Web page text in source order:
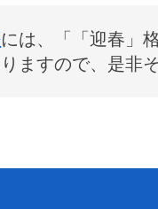
には、「 「迎春」
ますので、是非